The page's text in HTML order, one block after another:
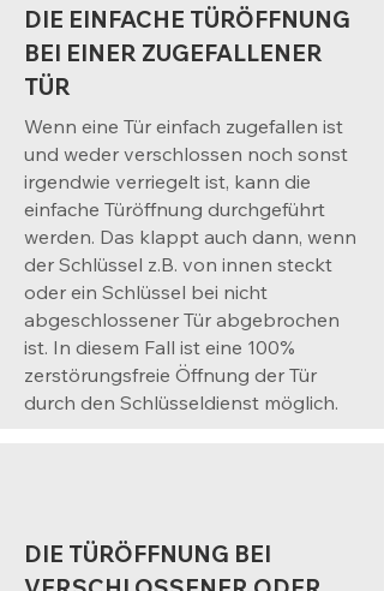
DIE EINFACHE TÜRÖFFNUNG
BEI EINER ZUGEFALLENER
TÜR
Wenn eine Tür einfach zugefallen ist
und weder verschlossen noch sonst
irgendwie verriegelt ist, kann die
einfache Türöffnung durchgeführt
werden. Das klappt auch dann, wenn
der Schlüssel z.B. von innen steckt
oder ein Schlüssel bei nicht
abgeschlossener Tür abgebrochen
ist. In diesem Fall ist eine 100%
zerstörungsfreie Öffnung der Tür
durch den Schlüsseldienst möglich.
DIE TÜRÖFFNUNG BEI